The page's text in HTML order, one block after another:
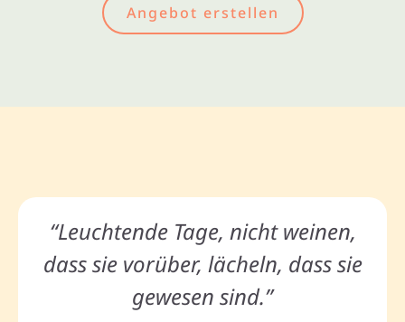
Angebot erstellen
“Leuchtende Tage, nicht weinen,
dass sie vorüber, lächeln, dass sie
gewesen sind.”